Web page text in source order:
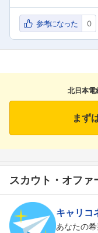
こちらの
参考になった 0
北日本電
まず
スカウト・オファ
キャリコ
あなたの